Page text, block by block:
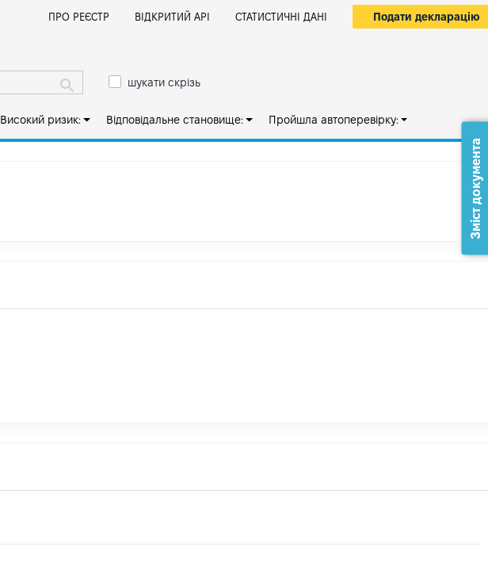
ПРО РЕЄСТР ВІДКРИТИЙ АРІ СТАТИСТИЧНІ ДАНІ Подати декларацію
шукати скрізь
Високий ризик: Відповідальне становище: Пройшла автоперевірку:
Зміст документа